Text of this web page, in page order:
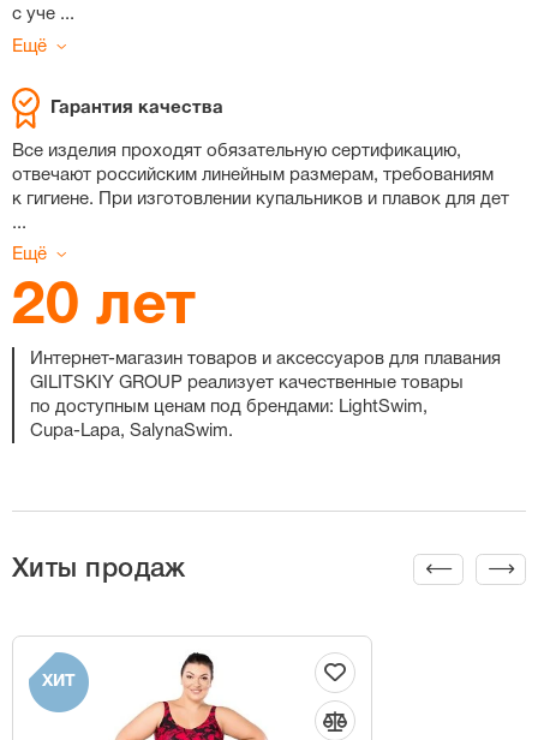
с уче ...
Ещё
Гарантия качества
Все изделия проходят обязательную сертификацию,
отвечают российским линейным размерам, требованиям
к гигиене. При изготовлении купальников и плавок для дет
...
Ещё
20 лет
Интернет-магазин товаров и аксессуаров для плавания
GILITSKIY GROUP реализует качественные товары
по доступным ценам под брендами: LightSwim,
Cupa-Lapa, SalynaSwim.
Хиты продаж
ХИТ